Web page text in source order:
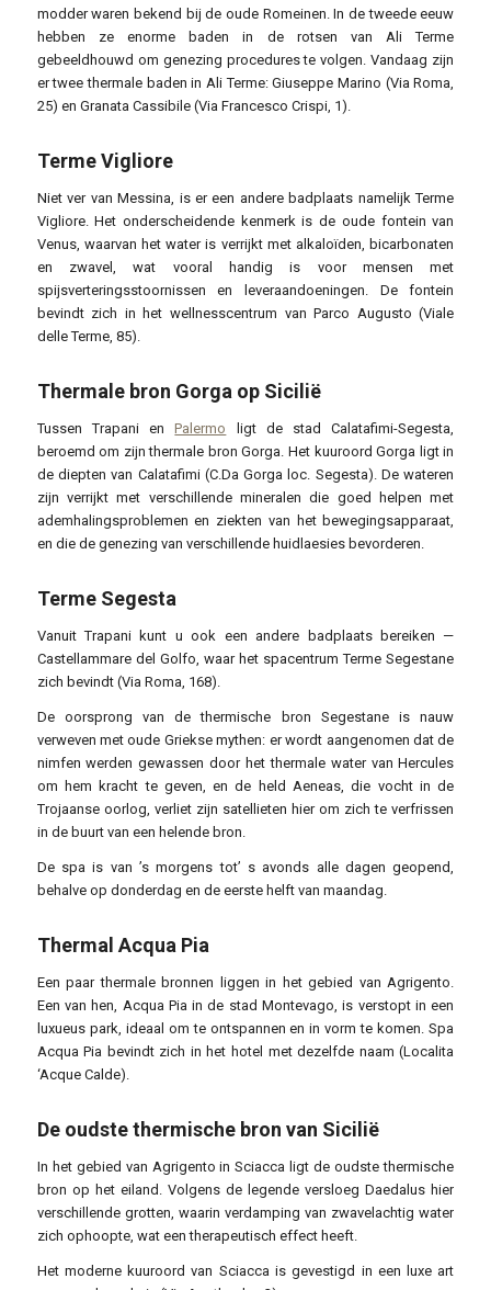
modder waren bekend bij de oude Romeinen. In de tweede eeuw
hebben ze enorme baden in de rotsen van Ali Terme
gebeeldhouwd om genezing procedures te volgen. Vandaag zijn
er twee thermale baden in Ali Terme: Giuseppe Marino (Via Roma,
25) en Granata Cassibile (Via Francesco Crispi, 1).
Terme Vigliore
Niet ver van Messina, is er een andere badplaats namelijk Terme
Vigliore. Het onderscheidende kenmerk is de oude fontein van
Venus, waarvan het water is verrijkt met alkaloïden, bicarbonaten
en zwavel, wat vooral handig is voor mensen met
spijsverteringsstoornissen en leveraandoeningen. De fontein
bevindt zich in het wellnesscentrum van Parco Augusto (Viale
delle Terme, 85).
Thermale bron Gorga op Sicilië
Tussen Trapani enPalermo ligt de stad Calatafimi-Segesta,
beroemd om zijn thermale bron Gorga. Het kuuroord Gorga ligt in
de diepten van Calatafimi (C.Da Gorga loc. Segesta). De wateren
zijn verrijkt met verschillende mineralen die goed helpen met
ademhalingsproblemen en ziekten van het bewegingsapparaat,
en die de genezing van verschillende huidlaesies bevorderen.
Terme Segesta
Vanuit Trapani kunt u ook een andere badplaats bereiken —
Castellammare del Golfo, waar het spacentrum Terme Segestane
zich bevindt (Via Roma, 168).
De oorsprong van de thermische bron Segestane is nauw
verweven met oude Griekse mythen: er wordt aangenomen dat de
nimfen werden gewassen door het thermale water van Hercules
om hem kracht te geven, en de held Aeneas, die vocht in de
Trojaanse oorlog, verliet zijn satellieten hier om zich te verfrissen
in de buurt van een helende bron.
De spa is van ’s morgens tot’ s avonds alle dagen geopend,
behalve op donderdag en de eerste helft van maandag.
Thermal Acqua Pia
Een paar thermale bronnen liggen in het gebied van Agrigento.
Een van hen, Acqua Pia in de stad Montevago, is verstopt in een
luxueus park, ideaal om te ontspannen en in vorm te komen. Spa
Acqua Pia bevindt zich in het hotel met dezelfde naam (Localita
‘Acque Calde).
De oudste thermische bron van Sicilië
In het gebied van Agrigento in Sciacca ligt de oudste thermische
bron op het eiland. Volgens de legende versloeg Daedalus hier
verschillende grotten, waarin verdamping van zwavelachtig water
zich ophoopte, wat een therapeutisch effect heeft.
Het moderne kuuroord van Sciacca is gevestigd in een luxe art